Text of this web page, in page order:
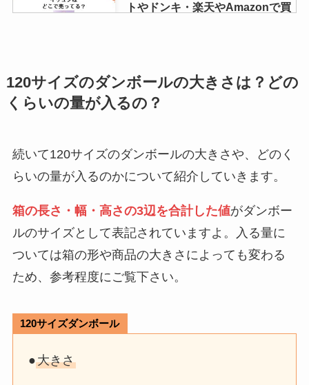
トやドンキ・楽天やAmazonで買
【アタック】スティックは販売終
了？なぜ？カインズ・ヨドバシな
ど販売店を調査！
100均やamazonなど売ってる店
オナホはどこで買う？Amazon・
通販・ドンキなど売ってる場所＆
バレない店舗を調査！
120サイズのダンボールの大きさは？どの
くらいの量が入るの？
続いて120サイズのダンボールの大きさや、どのく
らいの量が入るのかについて紹介していきます。
箱の長さ・幅・高さの3辺を合計した値がダンボー
ルのサイズとして表記されていますよ。入る量に
ついては箱の形や商品の大きさによっても変わる
ため、参考程度にご覧下さい。
120サイズダンボール
●大きさ